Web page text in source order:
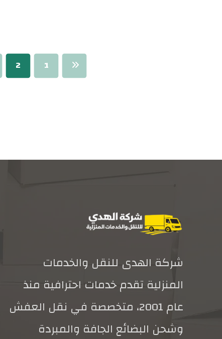
1
2
شركة الهدى للنقل والخدمات
المنزلية تقدم خدمات احترافية منذ
عام 2001، متخصصة في نقل العفش
وشحن البضائع الجافة والمبردة